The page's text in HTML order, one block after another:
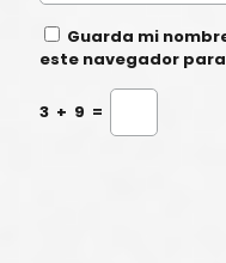
Guarda mi
este navegador
3 + 9 =